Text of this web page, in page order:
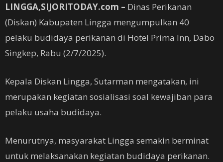
LINGGA,SIJORITODAY.com – Dinas Perikanan
(Diskan) Kabupaten Lingga mengumpulkan 40
pelaku budidaya perikanan di Hotel Prima Inn, Dabo
Singkep, Rabu (2/7/2025).
Kepala Diskan Lingga, Sutarman mengatakan, ini
merupakan kegiatan sosialisasi soal kewajiban para
pelaku usaha budidaya.
Menurutnya, masyarakat Lingga semakin berminat
untuk melaksanakan kegiatan budidaya perikanan.